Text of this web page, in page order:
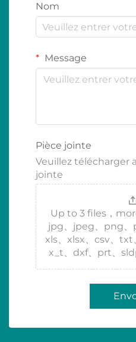
Nom
Message
Pièce jointe
Veuillez télécharger
jointe
Up to 3 files，
jpg、jpeg、png、
xls、xlsx、csv、txt
x_t、dxf、prt、